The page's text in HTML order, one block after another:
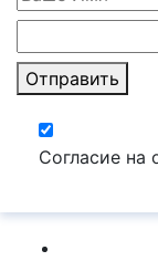
Отправить
Согласие на